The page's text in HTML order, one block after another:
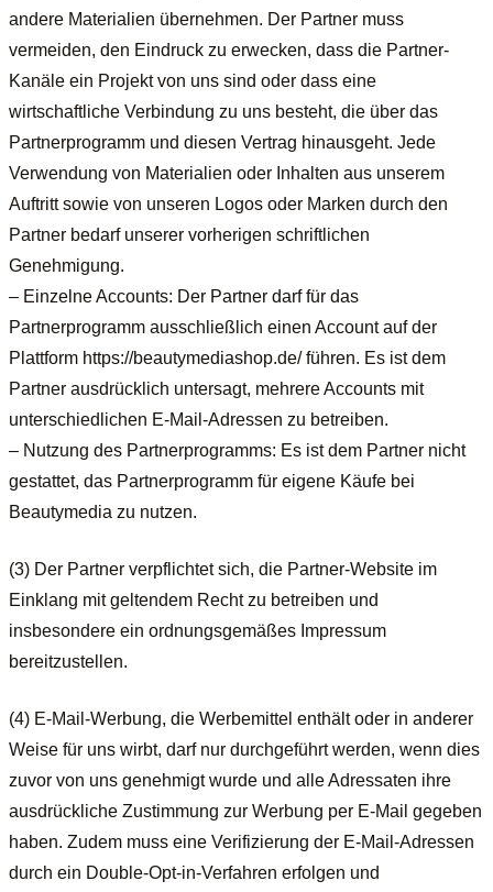
andere Materialien übernehmen. Der Partner muss
vermeiden, den Eindruck zu erwecken, dass die Partner-
Kanäle ein Projekt von uns sind oder dass eine
wirtschaftliche Verbindung zu uns besteht, die über das
Partnerprogramm und diesen Vertrag hinausgeht. Jede
Verwendung von Materialien oder Inhalten aus unserem
Auftritt sowie von unseren Logos oder Marken durch den
Partner bedarf unserer vorherigen schriftlichen
Genehmigung.
– Einzelne Accounts: Der Partner darf für das
Partnerprogramm ausschließlich einen Account auf der
Plattform https://beautymediashop.de/ führen. Es ist dem
Partner ausdrücklich untersagt, mehrere Accounts mit
unterschiedlichen E-Mail-Adressen zu betreiben.
– Nutzung des Partnerprogramms: Es ist dem Partner nicht
gestattet, das Partnerprogramm für eigene Käufe bei
Beautymedia zu nutzen.
(3) Der Partner verpflichtet sich, die Partner-Website im
Einklang mit geltendem Recht zu betreiben und
insbesondere ein ordnungsgemäßes Impressum
bereitzustellen.
(4) E-Mail-Werbung, die Werbemittel enthält oder in anderer
Weise für uns wirbt, darf nur durchgeführt werden, wenn dies
zuvor von uns genehmigt wurde und alle Adressaten ihre
ausdrückliche Zustimmung zur Werbung per E-Mail gegeben
haben. Zudem muss eine Verifizierung der E-Mail-Adressen
durch ein Double-Opt-in-Verfahren erfolgen und